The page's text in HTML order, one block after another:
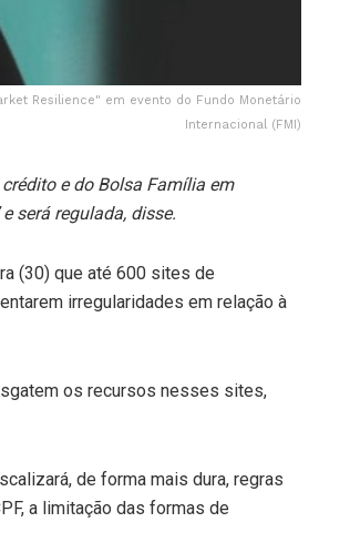
Resilience" em evento do Fundo Monetário
Internacional (FMI)
e do Bolsa Família em
será regulada, disse.
(30) que até 600 sites de
irregularidades em relação à
os recursos nesses sites,
de forma mais dura, regras
a limitação das formas de